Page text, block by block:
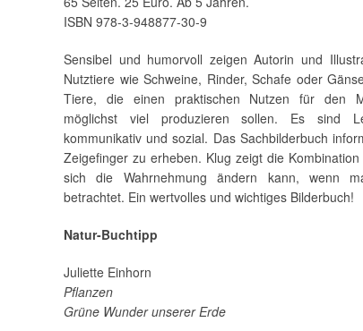
ISBN 978-3-948877-30-9
Sensibel und humorvoll zeigen Autorin und
Nutztiere wie Schweine, Rinder, Schafe oder
Tiere, die einen praktischen Nutzen für den
möglichst viel produzieren sollen. Es sind
kommunikativ und sozial. Das Sachbilderbuch
Zeigefinger zu erheben. Klug zeigt die
sich die Wahrnehmung ändern kann, wenn
betrachtet. Ein wertvolles und wichtiges Bilderbuch!
Natur-Buchtipp
Juliette Einhorn
Pflanzen
Grüne Wunder unserer Erde